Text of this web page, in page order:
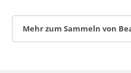
Mehr zum Sammeln von